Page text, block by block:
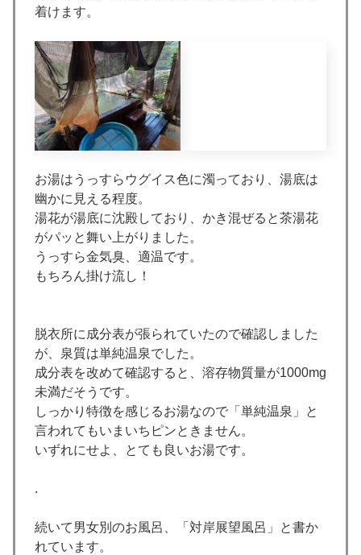
着けます。
お湯はうっすらウグイス色に濁っており、湯底は
幽かに見える程度。
湯花が湯底に沈殿しており、かき混ぜると茶湯花
がパッと舞い上がりました。
うっすら金気臭、適温です。
もちろん掛け流し！
脱衣所に成分表が張られていたので確認しました
が、泉質は単純温泉でした。
成分表を改めて確認すると、溶存物質量が1000mg
未満だそうです。
しっかり特徴を感じるお湯なので「単純温泉」と
言われてもいまいちピンときません。
いずれにせよ、とても良いお湯です。
.
続いて男女別のお風呂、「対岸展望風呂」と書か
れています。